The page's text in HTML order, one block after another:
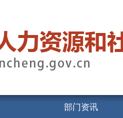
部门资讯